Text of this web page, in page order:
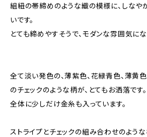
組紐の帯締めのような織の模様に、しなや
いです。
とても締めやすそうで、モダンな雰囲気に
全て淡い発色の、薄紫色、花緑青色、薄黄
のチェックのような柄が、とてもお洒落です。
全体に少しだけ金糸も入っています。
ストライプとチェックの組み合わせのよう